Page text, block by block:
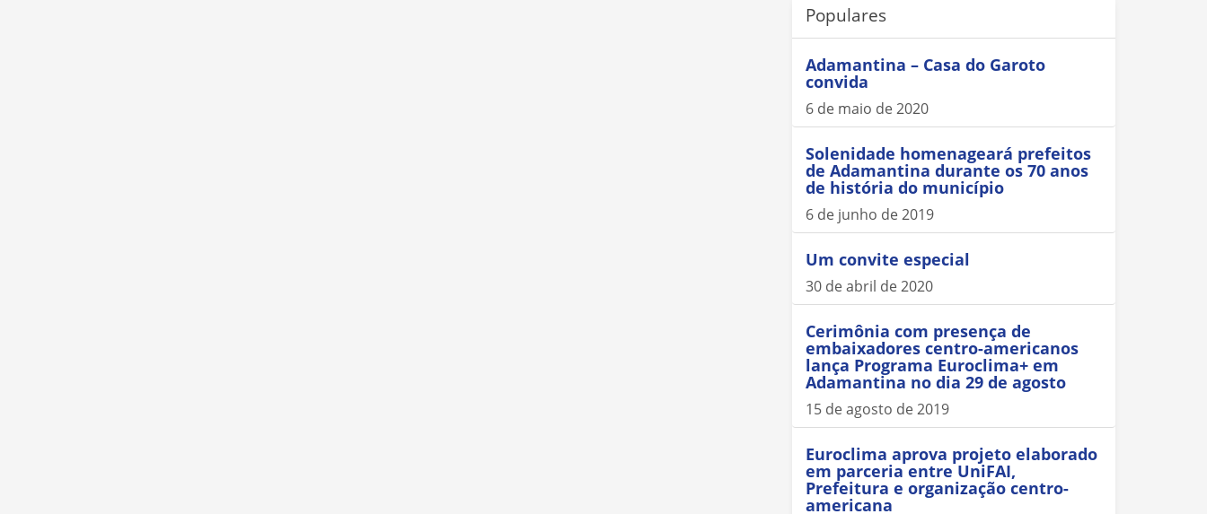
Populares
Adamantina – Casa do Garoto
convida
6 de maio de 2020
Solenidade homenageará prefeitos
de Adamantina durante os 70 anos
de história do município
6 de junho de 2019
Um convite especial
30 de abril de 2020
Cerimônia com presença de
embaixadores centro-americanos
lança Programa Euroclima+ em
Adamantina no dia 29 de agosto
15 de agosto de 2019
Euroclima aprova projeto elaborado
em parceria entre UniFAI,
Prefeitura e organização centro-
americana